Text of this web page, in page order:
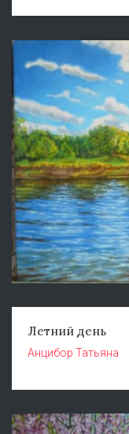
Летний день
Анцибор Татьяна